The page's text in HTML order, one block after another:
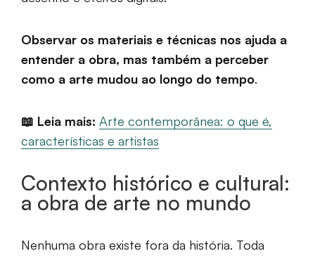
Observar os materiais e técnicas nos ajuda a
entender a obra, mas também a perceber
como a arte mudou ao longo do tempo.
📖 Leia mais: Arte contemporânea: o que é,
características e artistas
Contexto histórico e cultural:
a obra de arte no mundo
Nenhuma obra existe fora da história. Toda